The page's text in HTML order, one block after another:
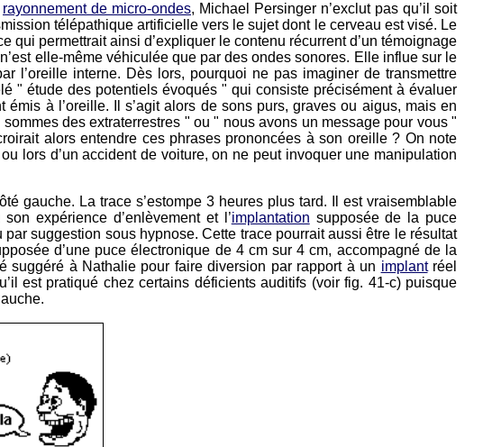
rayonnement de micro-ondes, Michael Persinger n’exclut pas qu’il soit
télépathique artificielle vers le sujet dont le cerveau est visé. Le
qui permettrait ainsi d’expliquer le contenu récurrent d’un témoignage
elle-même véhiculée que par des ondes sonores. Elle influe sur le
l’oreille interne. Dès lors, pourquoi ne pas imaginer de transmettre
" étude des potentiels évoqués " qui consiste précisément à évaluer
à l’oreille. Il s’agit alors de sons purs, graves ou aigus, mais en
des extraterrestres " ou " nous avons un message pour vous "
alors entendre ces phrases prononcées à son oreille ? On note
lors d’un accident de voiture, on ne peut invoquer une manipulation
gauche. La trace s’estompe 3 heures plus tard. Il est vraisemblable
expérience d’enlèvement et l’implantation supposée de la puce
suggestion sous hypnose. Cette trace pourrait aussi être le résultat
d’une puce électronique de 4 cm sur 4 cm, accompagné de la
suggéré à Nathalie pour faire diversion par rapport à un implantréel
est pratiqué chez certains déficients auditifs (voir fig. 41-c) puisque